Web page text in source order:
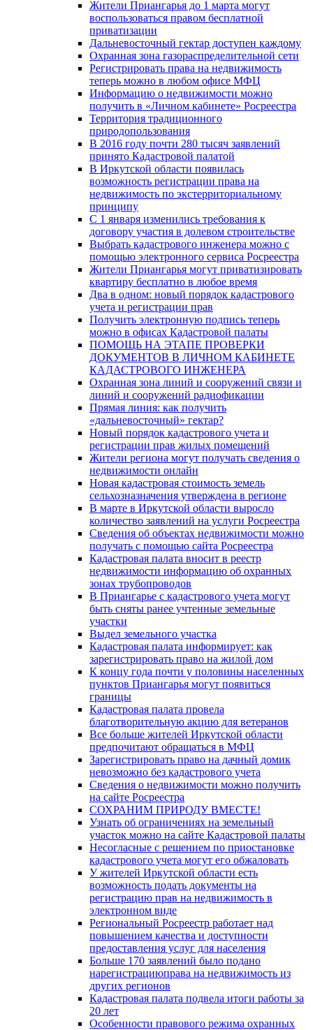
Жители Приангарья до 1 марта могут
воспользоваться правом бесплатной
приватизации
Дальневосточный гектар доступен каждому
Охранная зона газораспределительной сети
Регистрировать права на недвижимость
теперь можно в любом офисе МФЦ
Информацию о недвижимости можно
получить в «Личном кабинете» Росреестра
Территория традиционного
природопользования
В 2016 году почти 280 тысяч заявлений
принято Кадастровой палатой
В Иркутской области появилась
возможность регистрации права на
недвижимость по экстерриториальному
принципу
C 1 января изменились требования к
договору участия в долевом строительстве
Выбрать кадастрового инженера можно с
помощью электронного сервиса Росреестра
Жители Приангарья могут приватизировать
квартиру бесплатно в любое время
Два в одном: новый порядок кадастрового
учета и регистрации прав
Получить электронную подпись теперь
можно в офисах Кадастровой палаты
ПОМОЩЬ НА ЭТАПЕ ПРОВЕРКИ
ДОКУМЕНТОВ В ЛИЧНОМ КАБИНЕТЕ
КАДАСТРОВОГО ИНЖЕНЕРА
Охранная зона линий и сооружений связи и
линий и сооружений радиофикации
Прямая линия: как получить
«дальневосточный» гектар?
Новый порядок кадастрового учета и
регистрации прав жилых помещений
Жители региона могут получать сведения о
недвижимости онлайн
Новая кадастровая стоимость земель
сельхозназначения утверждена в регионе
В марте в Иркутской области выросло
количество заявлений на услуги Росреестра
Сведения об объектах недвижимости можно
получать с помощью сайта Росреестра
Кадастровая палата вносит в реестр
недвижимости информацию об охранных
зонах трубопроводов
В Приангарье с кадастрового учета могут
быть сняты ранее учтенные земельные
участки
Выдел земельного участка
Кадастровая палата информирует: как
зарегистрировать право на жилой дом
К концу года почти у половины населенных
пунктов Приангарья могут появиться
границы
Кадастровая палата провела
благотворительную акцию для ветеранов
Все больше жителей Иркутской области
предпочитают обращаться в МФЦ
Зарегистрировать право на дачный домик
невозможно без кадастрового учета
Сведения о недвижимости можно получить
на сайте Росреестра
СОХРАНИМ ПРИРОДУ ВМЕСТЕ!
Узнать об ограничениях на земельный
участок можно на сайте Кадастровой палаты
Несогласные с решением по приостановке
кадастрового учета могут его обжаловать
У жителей Иркутской области есть
возможность подать документы на
регистрацию прав на недвижимость в
электронном виде
Региональный Росреестр работает над
повышением качества и доступности
предоставления услуг для населения
Больше 170 заявлений было подано
нарегистрациюправа на недвижимость из
других регионов
Кадастровая палата подвела итоги работы за
20 лет
Особенности правового режима охранных